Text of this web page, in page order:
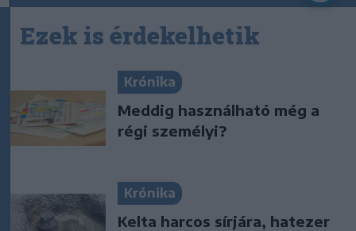
Ezek is érdekelhetik
Krónika
Meddig használható még a
régi személyi?
Krónika
Kelta harcos sírjára, hatezer